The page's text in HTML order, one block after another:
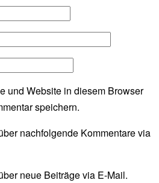
und Website in diesem Browser
speichern.
nachfolgende Kommentare via
neue Beiträge via E-Mail.